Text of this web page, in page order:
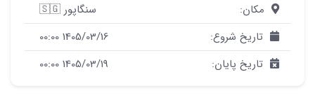
مکان:
سنگاپور 🇸🇬
تاریخ شروع:
1405/03/16 00:00
تاریخ پایان:
1405/03/19 00:00